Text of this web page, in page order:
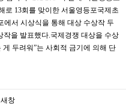
로 13회를 맞이한 서울영등포국제초
에서 시상식을 통해 대상 수상작 두
작을 발표했다.국제경쟁 대상을 수상
두려워”는 사회적 금기에 의해 단
새창